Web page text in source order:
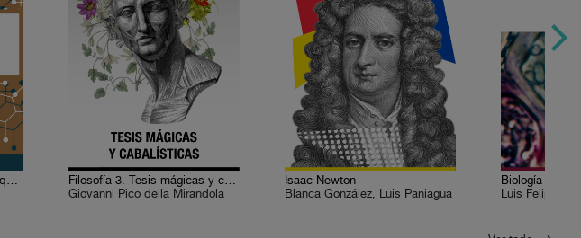
Química 1 Introducción a la química moderna
Filosofía 3. Tesis mágicas y cabalísticas
Giovanni Pico della Mirandola
Isaac Newton
Blanca González, Luis Paniagua
Luis Felipe